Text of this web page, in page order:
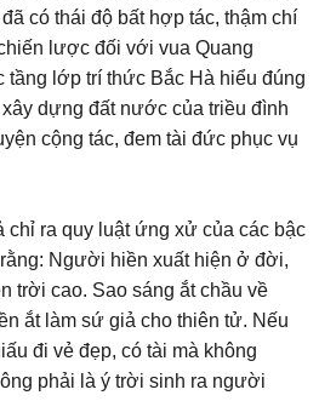
có thái độ bất hợp tác, thậm chí
lược đối với vua Quang
tầng lớp trí thức Bắc Hà hiểu đúng
dựng đất nước của triều đình
cộng tác, đem tài đức phục vụ
chỉ ra quy luật ứng xử của các bậc
Người hiền xuất hiện ở đời,
trời cao. Sao sáng ắt chầu về
ắt làm sứ giả cho thiên tử. Nếu
đi vẻ đẹp, có tài mà không
phải là ý trời sinh ra người